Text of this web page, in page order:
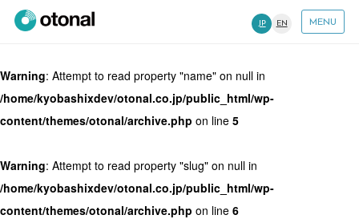
JP EN MENU
Warning: Attempt to read property "name" on null in
/home/kyobashixdev/otonal.co.jp/public_html/wp-
content/themes/otonal/archive.php on line 5
Warning: Attempt to read property "slug" on null in
/home/kyobashixdev/otonal.co.jp/public_html/wp-
content/themes/otonal/archive.php on line 6